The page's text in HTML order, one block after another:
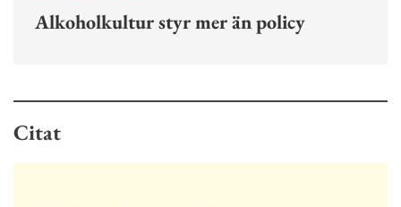
Alkoholkultur styr mer än policy
Citat